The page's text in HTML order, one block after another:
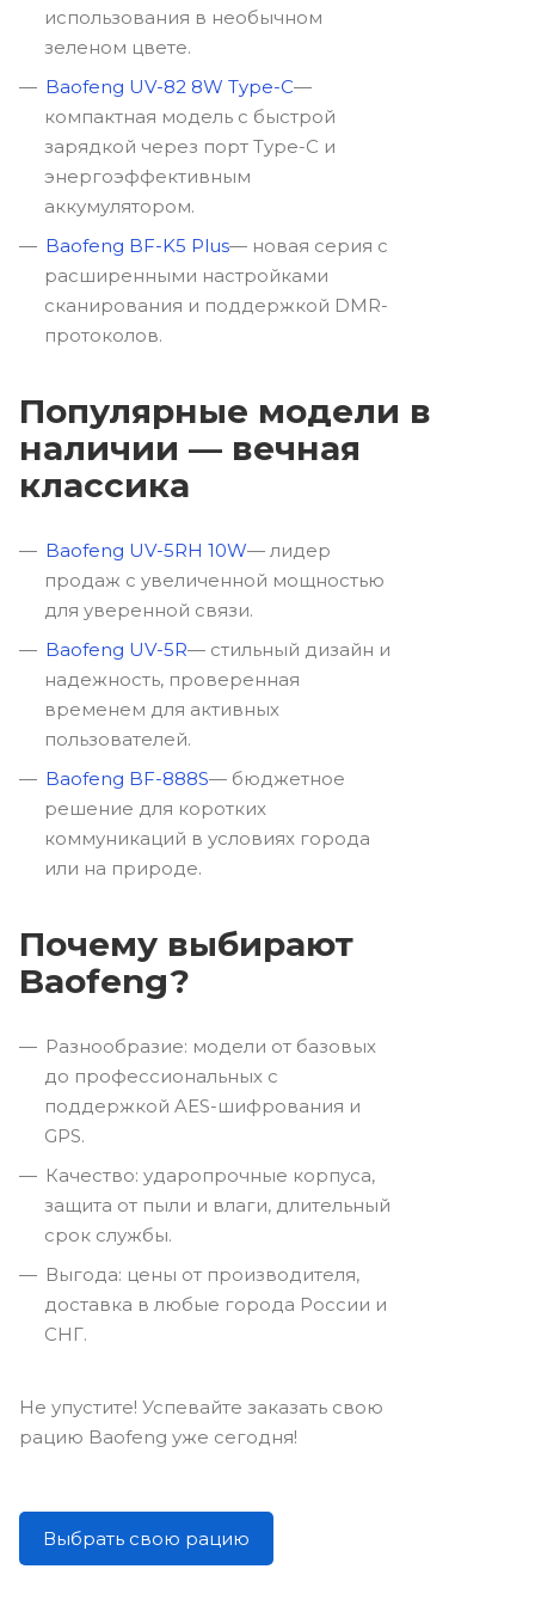
использования в необычном
зеленом цвете.
Baofeng UV-82 8W Type-C—
компактная модель с быстрой
зарядкой через порт Type-C и
энергоэффективным
аккумулятором.
Baofeng BF-K5 Plus— новая серия с
расширенными настройками
сканирования и поддержкой DMR-
протоколов.
Популярные модели в
наличии — вечная
классика
Baofeng UV-5RH 10W— лидер
продаж с увеличенной мощностью
для уверенной связи.
Baofeng UV-5R— стильный дизайн и
надежность, проверенная
временем для активных
пользователей.
Baofeng BF-888S— бюджетное
решение для коротких
коммуникаций в условиях города
или на природе.
Почему выбирают
Baofeng?
Разнообразие: модели от базовых
до профессиональных с
поддержкой AES-шифрования и
GPS.
Качество: ударопрочные корпуса,
защита от пыли и влаги, длительный
срок службы.
Выгода: цены от производителя,
доставка в любые города России и
СНГ.
Не упустите! Успевайте заказать свою
рацию Baofeng уже сегодня!
Выбрать свою рацию